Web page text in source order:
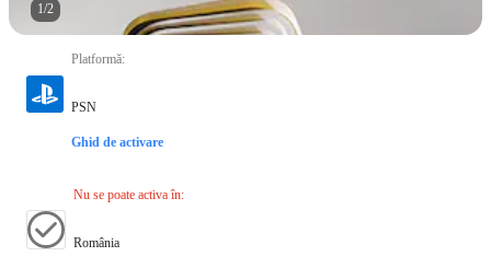
1/2
Platformă:
PSN
Ghid de activare
Nu se poate activa în:
România